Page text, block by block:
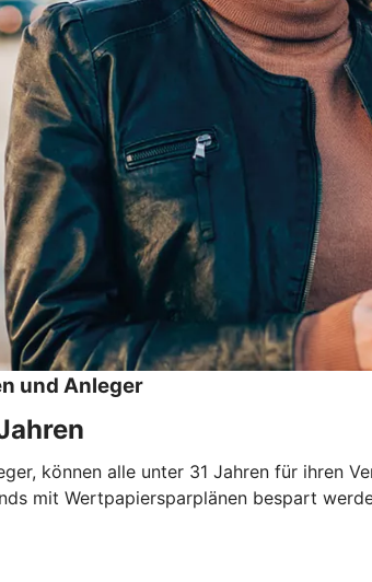
und Anleger
können alle unter 31 Jahren für ihren
mit Wertpapiersparplänen bespart